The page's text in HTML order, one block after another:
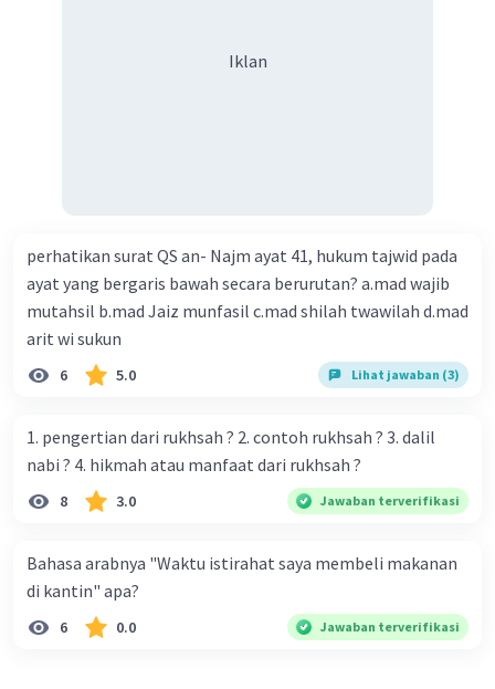
Iklan
perhatikan surat QS an- Najm ayat 41, hukum tajwid pada
ayat yang bergaris bawah secara berurutan? a.mad wajib
mutahsil b.mad Jaiz munfasil c.mad shilah twawilah d.mad
arit wi sukun
6 5.0 Lihat jawaban (3)
1. pengertian dari rukhsah ? 2. contoh rukhsah ? 3. dalil
nabi ? 4. hikmah atau manfaat dari rukhsah ?
8 3.0 Jawaban terverifikasi
Bahasa arabnya "Waktu istirahat saya membeli makanan
di kantin" apa?
6 0.0 Jawaban terverifikasi